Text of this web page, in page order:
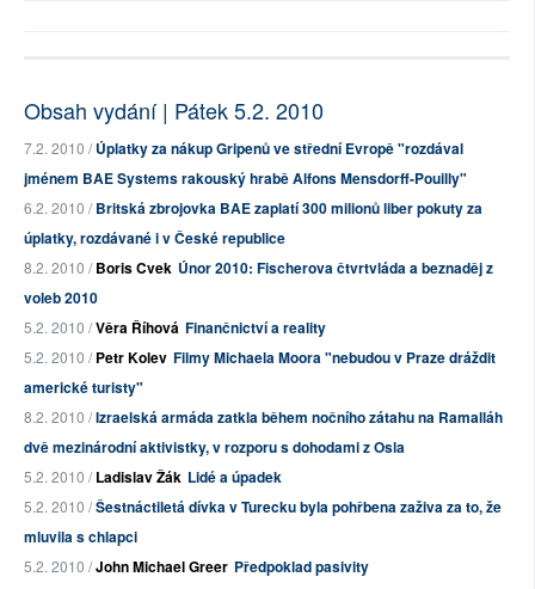
Obsah vydání | Pátek 5.2. 2010
7.2. 2010 /Úplatky za nákup Gripenů ve střední Evropě "rozdával
jménem BAE Systems rakouský hrabě Alfons Mensdorff-Pouilly"
6.2. 2010 /Britská zbrojovka BAE zaplatí 300 milionů liber pokuty za
úplatky, rozdávané i v České republice
8.2. 2010 /Boris Cvek Únor 2010: Fischerova čtvrtvláda a beznaděj z
voleb 2010
5.2. 2010 /Věra Říhová Finančnictví a reality
5.2. 2010 /Petr Kolev Filmy Michaela Moora "nebudou v Praze dráždit
americké turisty"
8.2. 2010 /Izraelská armáda zatkla během nočního zátahu na Ramalláh
dvě mezinárodní aktivistky, v rozporu s dohodami z Osla
5.2. 2010 /Ladislav Žák Lidé a úpadek
5.2. 2010 /Šestnáctiletá dívka v Turecku byla pohřbena zaživa za to, že
mluvila s chlapci
5.2. 2010 /John Michael Greer Předpoklad pasivity